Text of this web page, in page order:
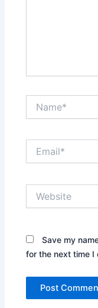
Save my
for the next time I